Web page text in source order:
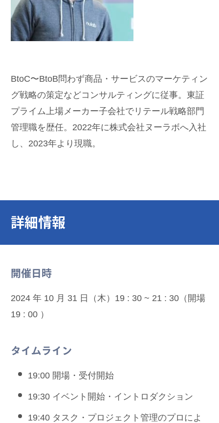
BtoC〜BtoB問わず商品・サービスのマーケティン
グ戦略の策定などコンサルティングに従事。東証
プライム上場メーカー子会社でリテール戦略部門
管理職を歴任。2022年に株式会社ヌーラボへ入社
し、2023年より現職。
詳細情報
開催日時
2024 年 10 月 31 日（木）19 : 30 ~ 21 : 30（開場
19 : 00 ）
タイムライン
19:00 開場・受付開始
19:30 イベント開始・イントロダクション
19:40 タスク・プロジェクト管理のプロによ